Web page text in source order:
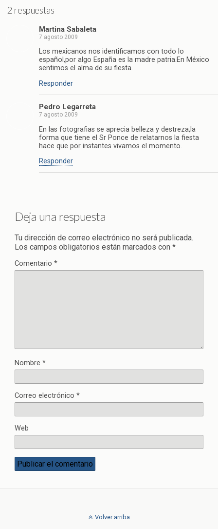
2 respuestas
Martina Sabaleta
7 agosto 2009
Los mexicanos nos identificamos con todo lo
español,por algo España es la madre patria.En México
sentimos el alma de su fiesta.
Responder
Pedro Legarreta
7 agosto 2009
En las fotografias se aprecia belleza y destreza,la
forma que tiene el Sr Ponce de relatarnos la fiesta
hace que por instantes vivamos el momento.
Responder
Deja una respuesta
Tu dirección de correo electrónico no será publicada.
Los campos obligatorios están marcados con *
Comentario *
Nombre *
Correo electrónico *
Web
Volver arriba